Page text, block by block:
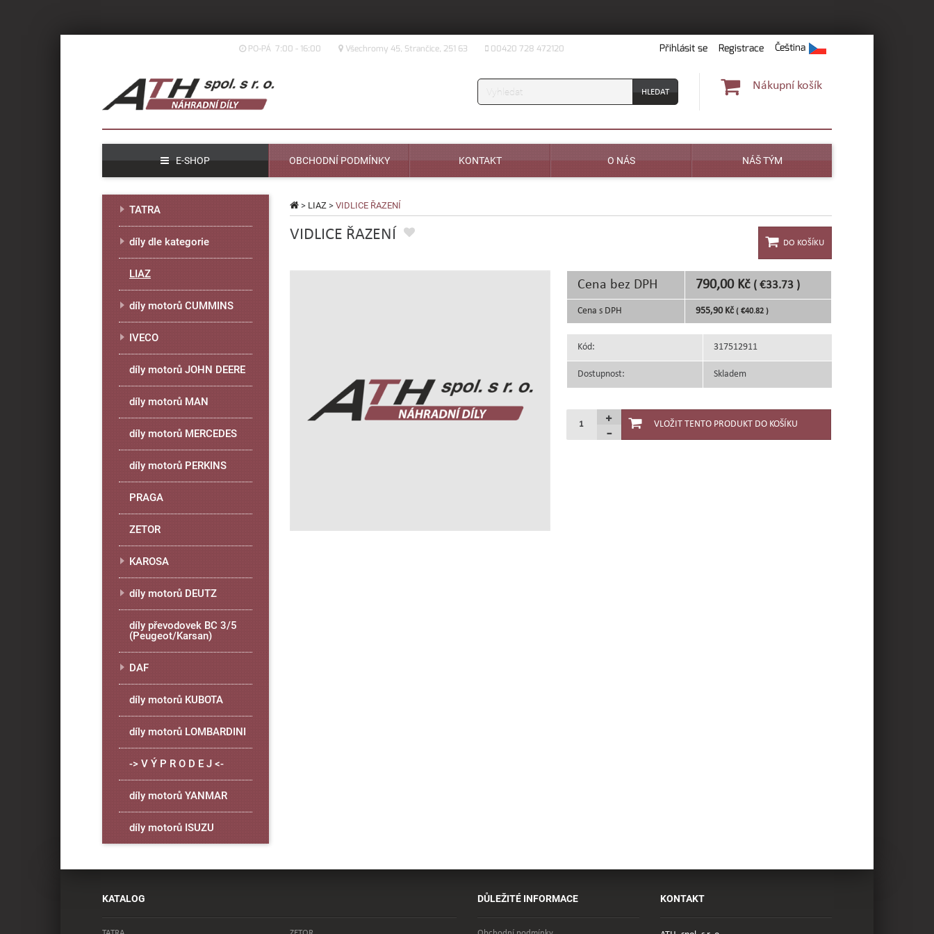
PO-PÁ 7:00 - 16:00 Všechromy 45, Strančice, 251 63 00420 728 472120 Přihlásit se Registrace Čeština
Vyhledávání
Nákupní košík
E-SHOP OBCHODNÍ PODMÍNKY KONTAKT O NÁS NÁŠ TÝM
> LIAZ > VIDLICE ŘAZENÍ
VIDLICE ŘAZENÍ
Cena bez DPH 790,00 Kč ( €33.73 )
Cena s DPH 955,90 Kč ( €40.82 )
Kód: 317512911
Dostupnost: Skladem
TATRA
díly dle kategorie
LIAZ
díly motorů CUMMINS
IVECO
díly motorů JOHN DEERE
díly motorů MAN
díly motorů MERCEDES
díly motorů PERKINS
PRAGA
ZETOR
KAROSA
díly motorů DEUTZ
díly převodovek BC 3/5
(Peugeot/Karsan)
DAF
díly motorů KUBOTA
díly motorů LOMBARDINI
-> V Ý P R O D E J <-
díly motorů YANMAR
díly motorů ISUZU
KATALOG DŮLEŽITÉ INFORMACE KONTAKT